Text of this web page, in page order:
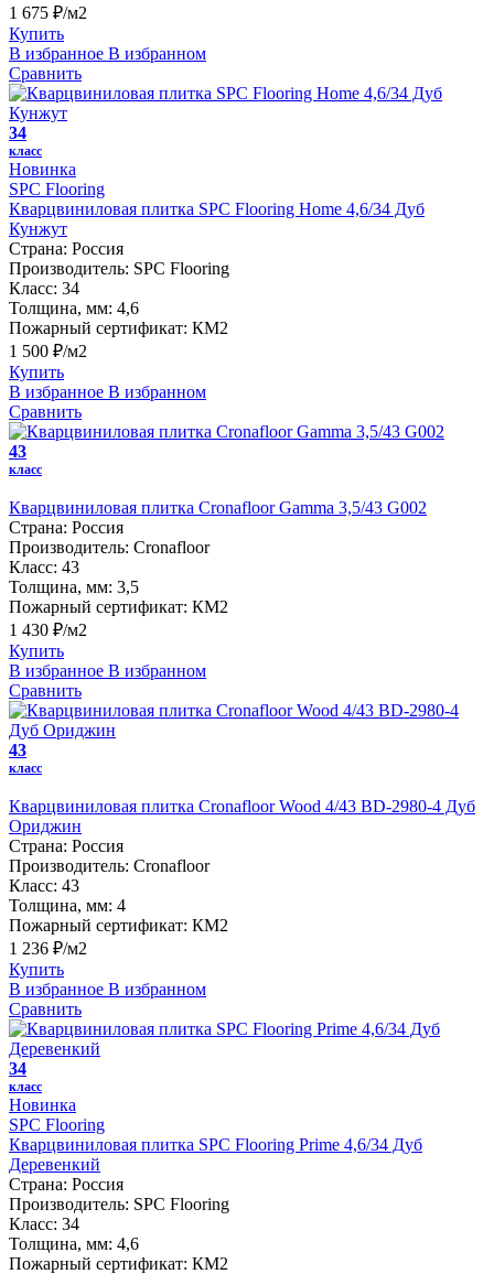
1 675 ₽/м2
Купить
В избранное В избранном
Сравнить
34
класс
Новинка
SPC Flooring
Кварцвиниловая плитка SPC Flooring Home 4,6/34 Дуб
Кунжут
Страна: Россия
Производитель: SPC Flooring
Класс: 34
Толщина, мм: 4,6
Пожарный сертификат: КМ2
1 500 ₽/м2
Купить
В избранное В избранном
Сравнить
43
класс
Кварцвиниловая плитка Cronafloor Gamma 3,5/43 G002
Страна: Россия
Производитель: Cronafloor
Класс: 43
Толщина, мм: 3,5
Пожарный сертификат: КМ2
1 430 ₽/м2
Купить
В избранное В избранном
Сравнить
43
класс
Кварцвиниловая плитка Cronafloor Wood 4/43 BD-2980-4 Дуб
Ориджин
Страна: Россия
Производитель: Cronafloor
Класс: 43
Толщина, мм: 4
Пожарный сертификат: КМ2
1 236 ₽/м2
Купить
В избранное В избранном
Сравнить
34
класс
Новинка
SPC Flooring
Кварцвиниловая плитка SPC Flooring Prime 4,6/34 Дуб
Деревенкий
Страна: Россия
Производитель: SPC Flooring
Класс: 34
Толщина, мм: 4,6
Пожарный сертификат: КМ2